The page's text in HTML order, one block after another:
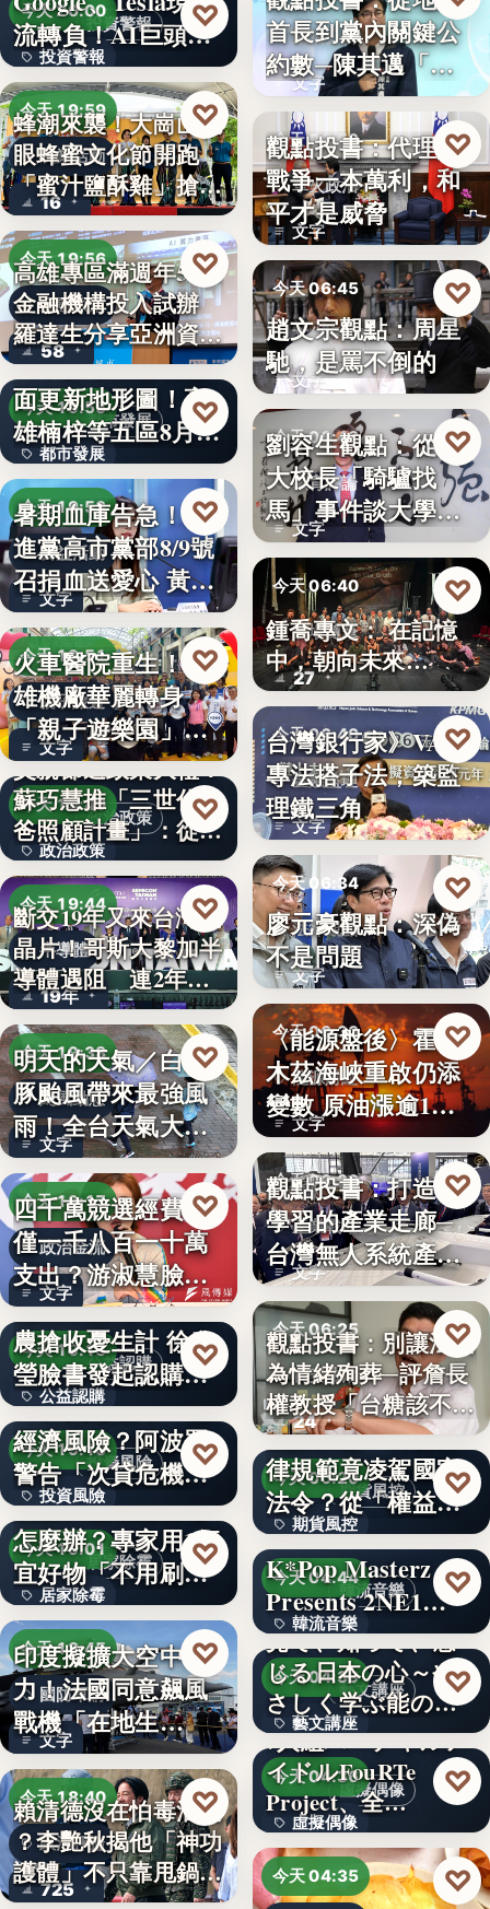
投資警報
今天 20:00
投資警報
文字
流轉負！AI巨頭…
♡
今天 19:59
農業活動
16
蜂潮來襲！大崗山龍
眼蜂蜜文化節開跑
「蜜汁鹽酥雞」搶先
爆…
♡
今天 19:56
金融政策
58
高雄專區滿週年58家
金融機構投入試辦
羅達生分享亞洲資
產…
♡
都市發展
今天 19:55
都市發展
文字
二十多年來首次全
面更新地形圖！高
雄楠梓等五區8月20
日上…
♡
今天 19:53
公益活動
文字
暑期血庫告急！民
進黨高市黨部8/9號
召捐血送愛心 黃
捷、…
♡
今天 19:51
親子旅遊
文字
火車醫院重生！高
雄機廠華麗轉身
「親子遊樂園」
開幕首日…
♡
政治政策
今天 19:49
政治政策
50%
父親節送政策大禮！
蘇巧慧推「三世代爸
爸照顧計畫」：從準
爸…
♡
今天 19:44
半導體
19年
斷交19年又來台灣找
晶片！哥斯大黎加半
導體遇阻 連2年
參…
♡
今天 19:38
颱風動態
文字
明天的天氣／白海
豚颱風帶來最強風
雨！全台天氣大轉
變「豪雨…
♡
今天 19:17
政治金流
文字
四千萬競選經費，
僅一千八百一十萬
支出？游淑慧臉書
追問鄭：…
♡
公益認購
今天 19:15
公益認購
文字
颱風來襲 五峰鄉果
農搶收憂生計 徐欣
瑩臉書發起認購水
梨行…
♡
投資風險
今天 19:10
投資風險
文字
AI投資恐成下一個
經濟風險？阿波羅
警告「次貸危機
式」逆轉…
♡
居家除霉
今天 19:01
居家除霉
文字
牆壁反覆潮濕發霉
怎麼辦？專家用1便
宜好物「不用刷清
除陳年…
♡
今天 18:45
國防軍購
文字
印度擬擴大空中戰
力！法國同意飆風
戰機「在地生
產」，機隊規…
♡
今天 18:40
政治評論
725
賴清德沒在怕毒油案
？李艷秋揭他「神功
護體」不只靠甩鍋盧
♡
政治分析
文字
首長到黨內關鍵公
約數─陳其邁「被
組閣」背…
今天 06:50
軍火政治
文字
觀點投書：代理人
戰爭一本萬利，和
平才是威脅
♡
今天 06:45
文化評論
文字
趙文宗觀點：周星
馳，是罵不倒的
♡
今天 06:42
教育評論
文字
劉容生觀點：從清
大校長「騎驢找
馬」事件談大學治
理與領導倫…
♡
今天 06:40
劇場隨筆
27
鍾喬專文： 在記憶
中，朝向未來…
♡
今天 06:40
金融監理
文字
台灣銀行家》VASP
專法搭子法，築監
理鐵三角
♡
今天 06:34
法律觀點
文字
廖元豪觀點：深偽
不是問題
♡
今天 06:30
能源財經
文字
〈能源盤後〉霍爾
木茲海峽重啟仍添
變數 原油漲逾1%
但周…
♡
今天 06:30
產業戰略
文字
觀點投書：打造會
學習的產業走廊─
台灣無人系統產業
需要的是…
♡
今天 06:25
食安法治
24
觀點投書：別讓法治
為情緒殉葬─評詹長
權教授「台糖該不該
通…
♡
期貨風控
今天 06:20
期貨風控
文字
觀點投書：公會自
律規範竟凌駕國家
法令？從「權益
數」定義看…
♡
韓流音樂
今天 04:44
韓流音樂
文字
K*Pop Masterz
Presents 2NE1…
♡
藝文講座
今天 04:39
藝文講座
1,000円
見て、知って、感
じる日本の心～や
さしく学ぶ能の世
界へ
♡
虛擬偶像
今天 04:36
虛擬偶像
10
7人組バーチャルア
イドルFouRTe
Project、全…
♡
今天 04:35 ♡